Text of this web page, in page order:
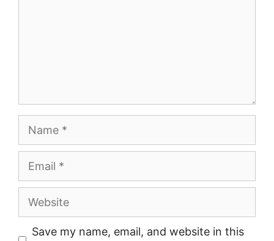
Website
Save my name, email, and website in this